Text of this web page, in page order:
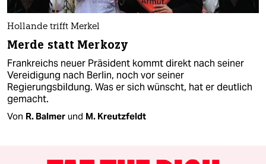
Hollande trifft Merkel
Merde statt Merkozy
Frankreichs neuer Präsident kommt direkt nach seiner
Vereidigung nach Berlin, noch vor seiner
Regierungsbildung. Was er sich wünscht, hat er deutlich
gemacht.
Von R. Balmer und M. Kreutzfeldt